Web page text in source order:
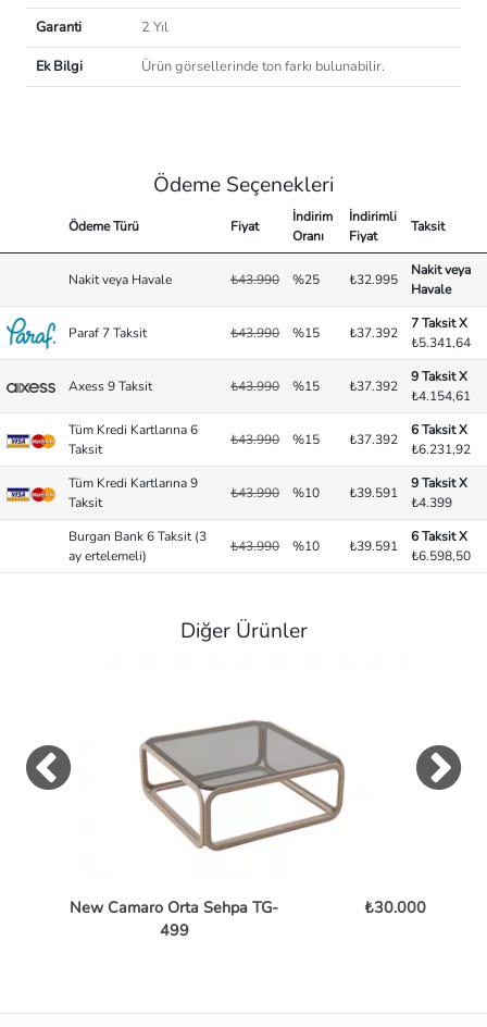
Garanti
2 Yıl
Ek Bilgi
Ürün görsellerinde ton farkı bulunabilir.
Ödeme Seçenekleri
Ödeme Türü Fiyat
İndirim
Oranı
İndirimli
Fiyat
Taksit
Nakit veya Havale ₺43.990 %25 ₺32.995
Nakit veya
Havale
Paraf 7 Taksit ₺43.990 %15 ₺37.392
7 Taksit X
₺5.341,64
Axess 9 Taksit ₺43.990 %15 ₺37.392
9 Taksit X
₺4.154,61
Tüm Kredi Kartlarına 6
Taksit
₺43.990 %15 ₺37.392
6 Taksit X
₺6.231,92
Tüm Kredi Kartlarına 9
Taksit
₺43.990 %10 ₺39.591
9 Taksit X
₺4.399
Burgan Bank 6 Taksit (3
ay ertelemeli)
₺43.990 %10 ₺39.591
6 Taksit X
₺6.598,50
Diğer Ürünler
New Camaro Orta Sehpa TG-
499
₺30.000